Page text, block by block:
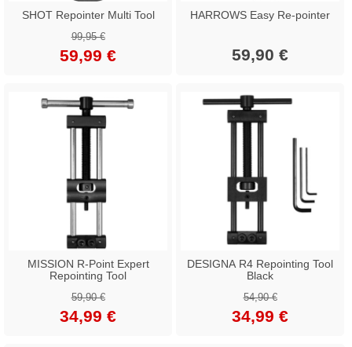
SHOT Repointer Multi Tool
99,95 €
59,99 €
HARROWS Easy Re-pointer
59,90 €
MISSION R-Point Expert
Repointing Tool
59,90 €
34,99 €
DESIGNA R4 Repointing Tool
Black
54,90 €
34,99 €